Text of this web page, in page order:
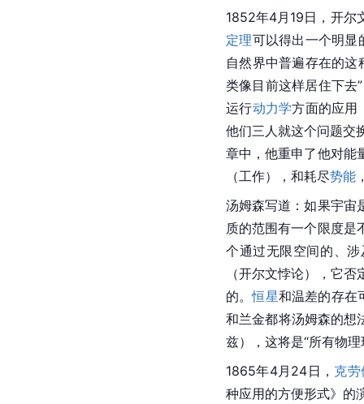
1852年4月19日， 开尔
定理可以得出一个明显
自然界中普遍存在的
类像目前这样居住下去
运行动力学方面的应用
他们三人就这个问题交
章中，他重申了他对能
（工作），和耗尽势能
汤姆森写道：如果宇宙
质的范围有一个限度是
个通过无限空间的、
（开尔文悖论），它否
的。恒星和温差的存在
和兰金都将汤姆森的想
兹），这将是“所有物
1865年4月24日， 克
种应用的方便形式》的